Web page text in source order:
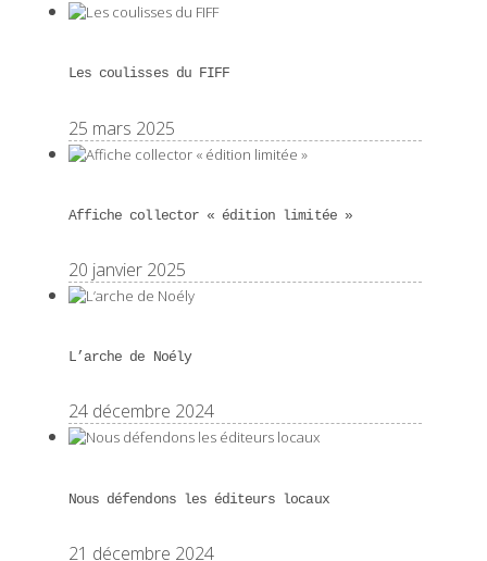
Les coulisses du FIFF
25 mars 2025
Affiche collector « édition limitée »
20 janvier 2025
L’arche de Noély
24 décembre 2024
Nous défendons les éditeurs locaux
21 décembre 2024